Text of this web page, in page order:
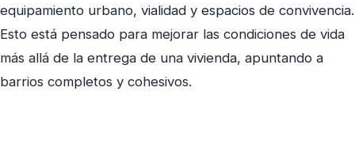
equipamiento urbano, vialidad y espacios de convivencia.
Esto está pensado para mejorar las condiciones de vida
más allá de la entrega de una vivienda, apuntando a
barrios completos y cohesivos.